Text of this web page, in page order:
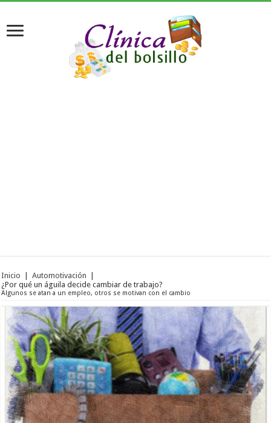
Inicio | Automotivación |
¿Por qué un águila decide cambiar de trabajo?
Algunos se atan a un empleo, otros se motivan con el cambio